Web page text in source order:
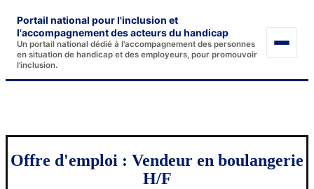
Aller
au
contenu
Portail national pour l'inclusion et
l'accompagnement des acteurs du handicap
Un portail national dédié à l'accompagnement des personnes
en situation de handicap et des employeurs, pour promouvoir
l'inclusion.
Offre d'emploi : Vendeur en boulangerie
H/F